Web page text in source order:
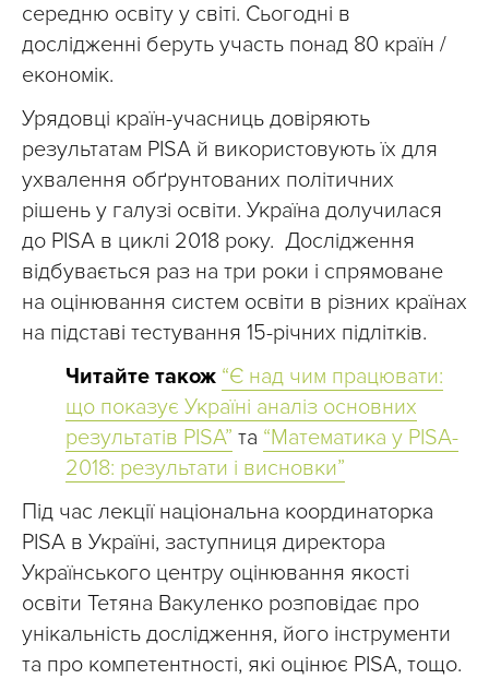
середню освіту у світі. Сьогодні в
дослідженні беруть участь понад 80 країн /
економік.
Урядовці країн-учасниць довіряють
результатам PISA й використовують їх для
ухвалення обґрунтованих політичних
рішень у галузі освіти. Україна долучилася
до PISA в циклі 2018 року. Дослідження
відбувається раз на три роки і спрямоване
на оцінювання систем освіти в різних країнах
на підставі тестування 15-річних підлітків.
Читайте також “Є над чим працювати:
що показує Україні аналіз основних
результатів PISA” та “Математика у PISA-
2018: результати і висновки”
Під час лекції національна координаторка
PISA в Україні, заступниця директора
Українського центру оцінювання якості
освіти Тетяна Вакуленко розповідає про
унікальність дослідження, його інструменти
та про компетентності, які оцінює PISA, тощо.